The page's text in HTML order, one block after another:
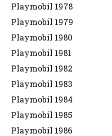
Playmobil 1978
Playmobil 1979
Playmobil 1980
Playmobil 1981
Playmobil 1982
Playmobil 1983
Playmobil 1984
Playmobil 1985
Playmobil 1986